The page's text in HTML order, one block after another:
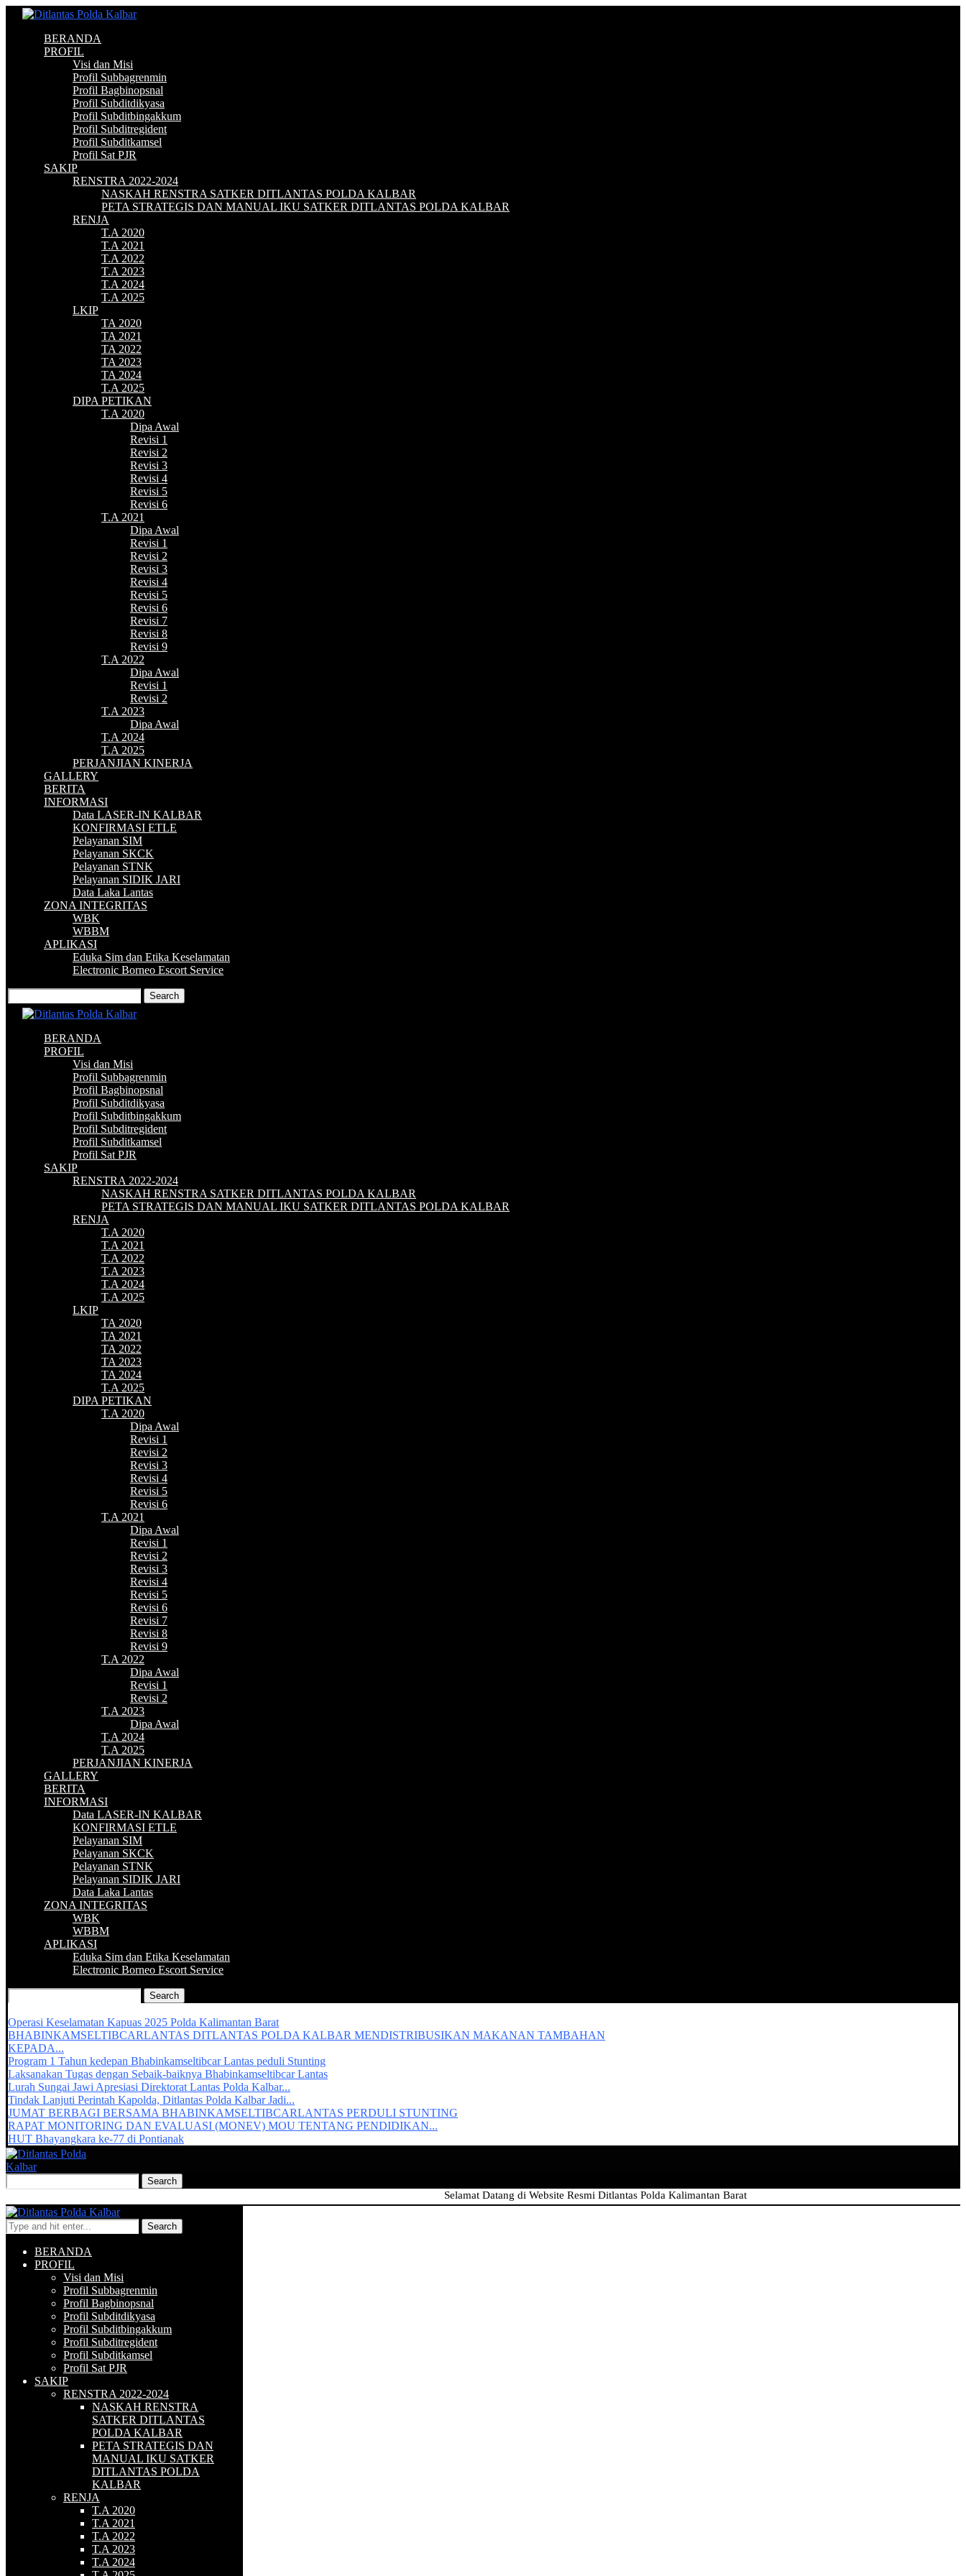
BERANDA
PROFIL
Visi dan Misi
Profil Subbagrenmin
Profil Bagbinopsnal
Profil Subditdikyasa
Profil Subditbingakkum
Profil Subditregident
Profil Subditkamsel
Profil Sat PJR
SAKIP
RENSTRA 2022-2024
NASKAH RENSTRA SATKER DITLANTAS POLDA KALBAR
PETA STRATEGIS DAN MANUAL IKU SATKER DITLANTAS POLDA KALBAR
RENJA
T.A 2020
T.A 2021
T.A 2022
T.A 2023
T.A 2024
T.A 2025
LKIP
TA 2020
TA 2021
TA 2022
TA 2023
TA 2024
T.A 2025
DIPA PETIKAN
T.A 2020
Dipa Awal
Revisi 1
Revisi 2
Revisi 3
Revisi 4
Revisi 5
Revisi 6
T.A 2021
Dipa Awal
Revisi 1
Revisi 2
Revisi 3
Revisi 4
Revisi 5
Revisi 6
Revisi 7
Revisi 8
Revisi 9
T.A 2022
Dipa Awal
Revisi 1
Revisi 2
T.A 2023
Dipa Awal
T.A 2024
T.A 2025
PERJANJIAN KINERJA
GALLERY
BERITA
INFORMASI
Data LASER-IN KALBAR
KONFIRMASI ETLE
Pelayanan SIM
Pelayanan SKCK
Pelayanan STNK
Pelayanan SIDIK JARI
Data Laka Lantas
ZONA INTEGRITAS
WBK
WBBM
APLIKASI
Eduka Sim dan Etika Keselamatan
Electronic Borneo Escort Service
BERANDA
PROFIL
Visi dan Misi
Profil Subbagrenmin
Profil Bagbinopsnal
Profil Subditdikyasa
Profil Subditbingakkum
Profil Subditregident
Profil Subditkamsel
Profil Sat PJR
SAKIP
RENSTRA 2022-2024
NASKAH RENSTRA SATKER DITLANTAS POLDA KALBAR
PETA STRATEGIS DAN MANUAL IKU SATKER DITLANTAS POLDA KALBAR
RENJA
T.A 2020
T.A 2021
T.A 2022
T.A 2023
T.A 2024
T.A 2025
LKIP
TA 2020
TA 2021
TA 2022
TA 2023
TA 2024
T.A 2025
DIPA PETIKAN
T.A 2020
Dipa Awal
Revisi 1
Revisi 2
Revisi 3
Revisi 4
Revisi 5
Revisi 6
T.A 2021
Dipa Awal
Revisi 1
Revisi 2
Revisi 3
Revisi 4
Revisi 5
Revisi 6
Revisi 7
Revisi 8
Revisi 9
T.A 2022
Dipa Awal
Revisi 1
Revisi 2
T.A 2023
Dipa Awal
T.A 2024
T.A 2025
PERJANJIAN KINERJA
GALLERY
BERITA
INFORMASI
Data LASER-IN KALBAR
KONFIRMASI ETLE
Pelayanan SIM
Pelayanan SKCK
Pelayanan STNK
Pelayanan SIDIK JARI
Data Laka Lantas
ZONA INTEGRITAS
WBK
WBBM
APLIKASI
Eduka Sim dan Etika Keselamatan
Electronic Borneo Escort Service
Operasi Keselamatan Kapuas 2025 Polda Kalimantan Barat
BHABINKAMSELTIBCARLANTAS DITLANTAS POLDA KALBAR MENDISTRIBUSIKAN MAKANAN TAMBAHAN
KEPADA...
Program 1 Tahun kedepan Bhabinkamseltibcar Lantas peduli Stunting
Laksanakan Tugas dengan Sebaik-baiknya Bhabinkamseltibcar Lantas
Lurah Sungai Jawi Apresiasi Direktorat Lantas Polda Kalbar...
Tindak Lanjuti Perintah Kapolda, Ditlantas Polda Kalbar Jadi...
JUMAT BERBAGI BERSAMA BHABINKAMSELTIBCARLANTAS PERDULI STUNTING
RAPAT MONITORING DAN EVALUASI (MONEV) MOU TENTANG PENDIDIKAN...
HUT Bhayangkara ke-77 di Pontianak
Selamat Datang di Website Resmi Ditlantas Polda Kalimantan Barat
Search
BERANDA
PROFIL
Visi dan Misi
Profil Subbagrenmin
Profil Bagbinopsnal
Profil Subditdikyasa
Profil Subditbingakkum
Profil Subditregident
Profil Subditkamsel
Profil Sat PJR
SAKIP
RENSTRA 2022-2024
NASKAH RENSTRA
SATKER DITLANTAS
POLDA KALBAR
PETA STRATEGIS DAN
MANUAL IKU SATKER
DITLANTAS POLDA
KALBAR
RENJA
T.A 2020
T.A 2021
T.A 2022
T.A 2023
T.A 2024